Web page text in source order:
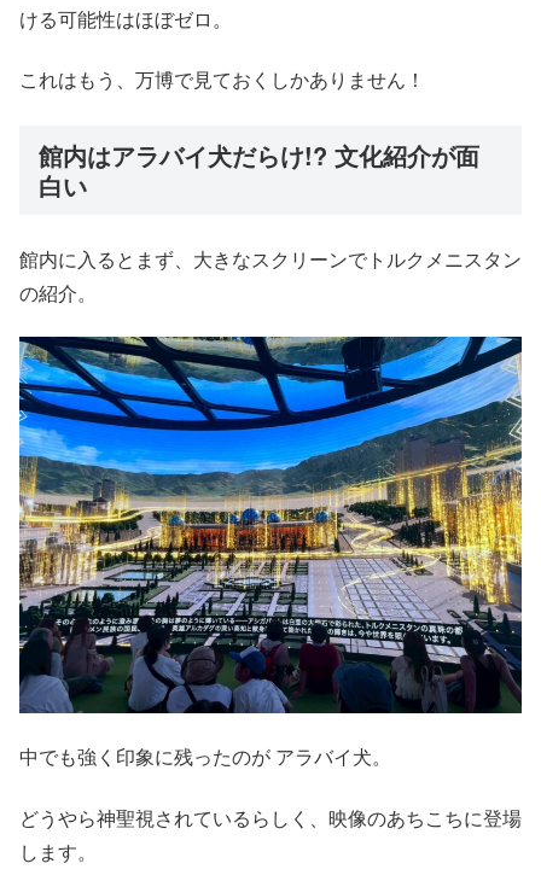
ける可能性はほぼゼロ。
これはもう、万博で見ておくしかありません！
館内はアラバイ犬だらけ!? 文化紹介が面
白い
館内に入るとまず、大きなスクリーンでトルクメニスタン
の紹介。
中でも強く印象に残ったのが アラバイ犬。
どうやら神聖視されているらしく、映像のあちこちに登場
します。